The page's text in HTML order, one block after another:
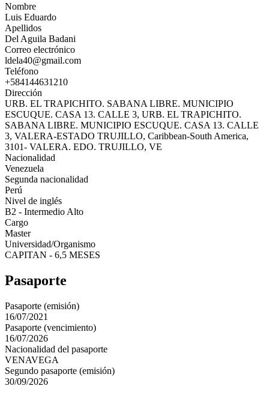
Nombre
Luis Eduardo
Apellidos
Del Aguila Badani
Correo electrónico
ldela40@gmail.com
Teléfono
+584144631210
Dirección
URB. EL TRAPICHITO. SABANA LIBRE. MUNICIPIO
ESCUQUE. CASA 13. CALLE 3, URB. EL TRAPICHITO.
SABANA LIBRE. MUNICIPIO ESCUQUE. CASA 13. CALLE
3, VALERA-ESTADO TRUJILLO, Caribbean-South America,
3101- VALERA. EDO. TRUJILLO, VE
Nacionalidad
Venezuela
Segunda nacionalidad
Perú
Nivel de inglés
B2 - Intermedio Alto
Cargo
Master
Universidad/Organismo
CAPITAN - 6,5 MESES
Pasaporte
Pasaporte (emisión)
16/07/2021
Pasaporte (vencimiento)
16/07/2026
Nacionalidad del pasaporte
VENAVEGA
Segundo pasaporte (emisión)
30/09/2026